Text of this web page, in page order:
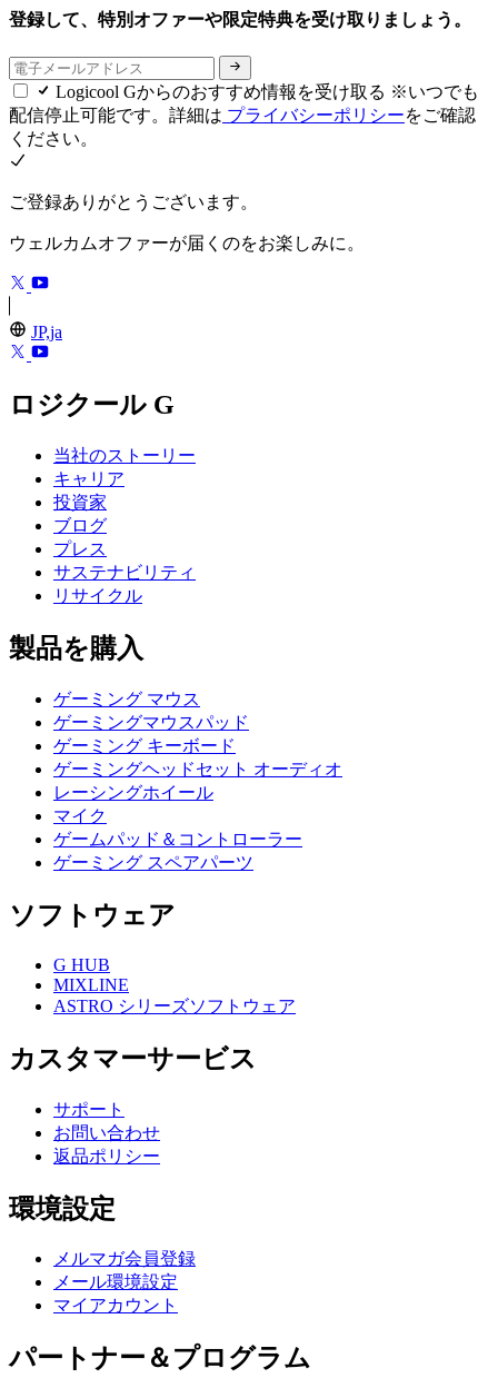
登録して、特別オファーや限定特典を受け取りましょう。
Logicool Gからのおすすめ情報を受け取る ※いつでも
配信停止可能です。詳細は プライバシーポリシーをご確認
ください。
ご登録ありがとうございます。
ウェルカムオファーが届くのをお楽しみに。
JP,ja
ロジクール G
当社のストーリー
キャリア
投資家
ブログ
プレス
サステナビリティ
リサイクル
製品を購入
ゲーミング マウス
ゲーミングマウスパッド
ゲーミング キーボード
ゲーミングヘッドセット オーディオ
レーシングホイール
マイク
ゲームパッド＆コントローラー
ゲーミング スペアパーツ
ソフトウェア
G HUB
MIXLINE
ASTRO シリーズソフトウェア
カスタマーサービス
サポート
お問い合わせ
返品ポリシー
環境設定
メルマガ会員登録
メール環境設定
マイアカウント
パートナー＆プログラム